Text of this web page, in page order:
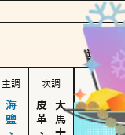
對方
主調 次調